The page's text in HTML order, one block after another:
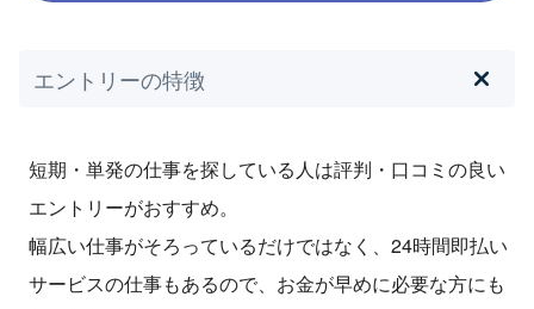
エントリーの特徴
短期・単発の仕事を探している人は評判・口コミの良い
エントリーがおすすめ。
幅広い仕事がそろっているだけではなく、24時間即払い
サービスの仕事もあるので、お金が早めに必要な方にも